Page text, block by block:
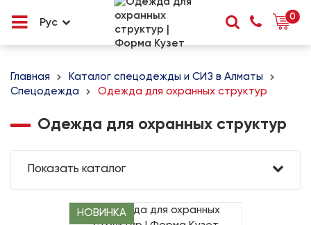
Рус
0
Главная
Каталог спецодежды и СИЗ в Алматы
Спецодежда
Одежда для охранных структур
Одежда для охранных структур
Показать каталог
НОВИНКА